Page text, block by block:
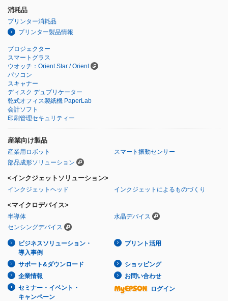
消耗品
プリンター消耗品
プリンター製品情報
プロジェクター
スマートグラス
ウオッチ：Orient Star / Orient
パソコン
スキャナー
ディスク デュプリケーター
乾式オフィス製紙機 PaperLab
会計ソフト
印刷管理セキュリティー
産業向け製品
産業用ロボット
スマート振動センサー
部品成形ソリューション
<インクジェットソリューション>
インクジェットヘッド インクジェットによるものづくり
<マイクロデバイス>
半導体
水晶デバイス
センシングデバイス
ビジネスソリューション・
導入事例
プリント活用
サポート&ダウンロード
ショッピング
企業情報
お問い合わせ
セミナー・イベント・
キャンペーン
ログイン